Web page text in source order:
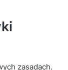
zasadach.